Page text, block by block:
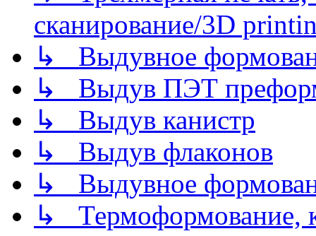
сканирование/3D
↳ Выдувное
↳ Выдув ПЭТ
↳ Выдув канистр
↳ Выдув флаконов
↳ Выдувное
↳ Термоформование,